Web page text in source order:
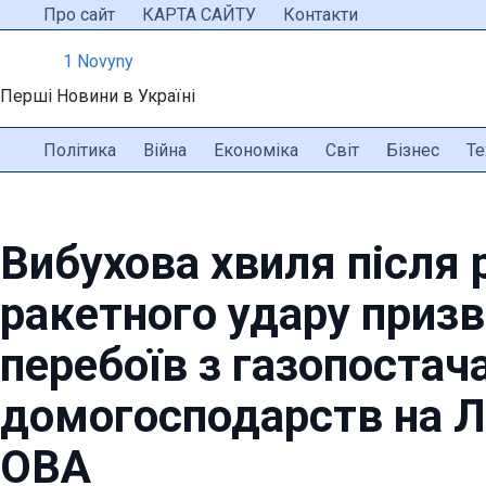
ПерейтиПро сайт КАРТА САЙТУ Контакти
1 Novyny
Перші Новини в Україні
Політика Війна Економіка Світ Бізнес
Вибухова хвиля після
ракетного удару
перебоїв з
домогосподарств на
ОВА